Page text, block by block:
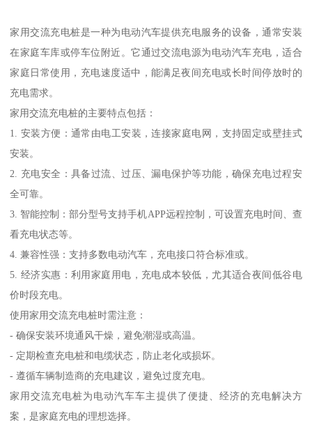
家用交流充电桩是一种为电动汽车提供充电服务的设备，通常安装
在家庭车库或停车位附近。它通过交流电源为电动汽车充电，适合
家庭日常使用，充电速度适中，能满足夜间充电或长时间停放时的
充电需求。
家用交流充电桩的主要特点包括：
1. 安装方便：通常由电工安装，连接家庭电网，支持固定或壁挂式
安装。
2. 充电安全：具备过流、过压、漏电保护等功能，确保充电过程安
全可靠。
3. 智能控制：部分型号支持手机APP远程控制，可设置充电时间、查
看充电状态等。
4. 兼容性强：支持多数电动汽车，充电接口符合标准或。
5. 经济实惠：利用家庭用电，充电成本较低，尤其适合夜间低谷电
价时段充电。
使用家用交流充电桩时需注意：
- 确保安装环境通风干燥，避免潮湿或高温。
- 定期检查充电桩和电缆状态，防止老化或损坏。
- 遵循车辆制造商的充电建议，避免过度充电。
家用交流充电桩为电动汽车车主提供了便捷、经济的充电解决方
案，是家庭充电的理想选择。